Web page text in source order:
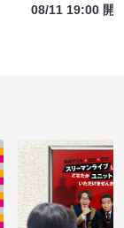
08/11 19:00 開